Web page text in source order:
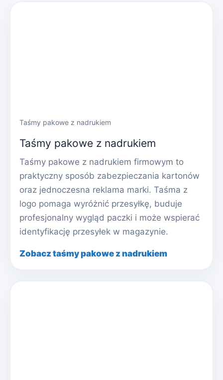
Taśmy pakowe z nadrukiem
Taśmy pakowe z nadrukiem
Taśmy pakowe z nadrukiem firmowym to
praktyczny sposób zabezpieczania kartonów
oraz jednoczesna reklama marki. Taśma z
logo pomaga wyróżnić przesyłkę, buduje
profesjonalny wygląd paczki i może wspierać
identyfikację przesyłek w magazynie.
Zobacz taśmy pakowe z nadrukiem